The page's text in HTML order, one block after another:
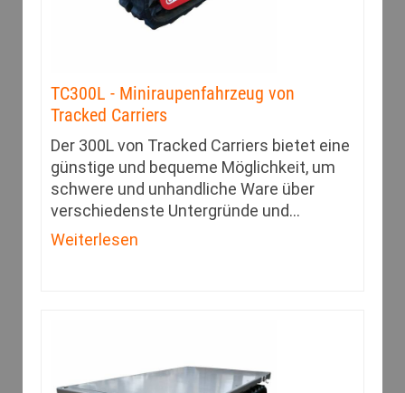
TC300L - Miniraupenfahrzeug von
Tracked Carriers
Der 300L von Tracked Carriers bietet eine
günstige und bequeme Möglichkeit, um
schwere und unhandliche Ware über
verschiedenste Untergründe und…
Weiterlesen